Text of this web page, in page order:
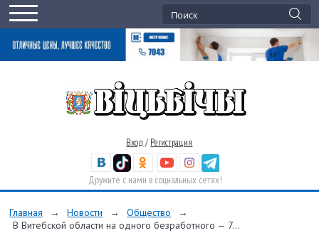
Вход / Регистрация
Дружите с нами в социальных сетях!
Главная → Новости → Общество
→
В Витебской области на одного безработного — 7...